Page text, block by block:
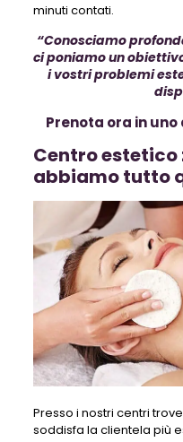
minuti contati.
“Conosciamo
ci poniamo un
i vostri problemi
Prenota ora in uno
Centro estetico
abbiamo tutto
Presso i nostri centri
soddisfa la clientela più